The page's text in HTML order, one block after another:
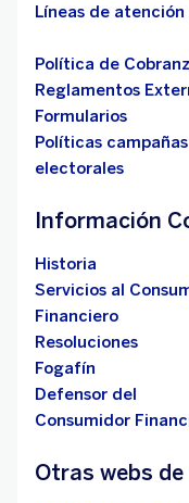
Líneas de atención
Política de
Reglamentos
Formularios
Políticas campañas
electorales
Información
Historia
Servicios al
Financiero
Resoluciones
Fogafín
Defensor del
Consumidor
Otras webs de